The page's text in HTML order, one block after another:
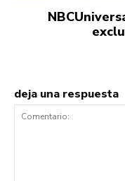
deja una respuesta